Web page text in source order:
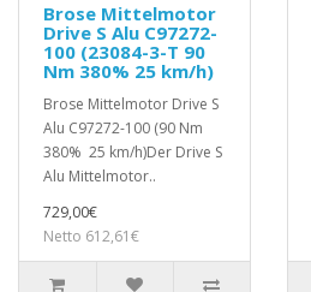
Brose Mittelmotor
Drive S Alu C97272-
100 (23084-3-T 90
Nm 380% 25 km/h)
Brose Mittelmotor Drive S
Alu C97272-100 (90 Nm
380% 25 km/h)Der Drive S
Alu Mittelmotor..
729,00€
Netto 612,61€